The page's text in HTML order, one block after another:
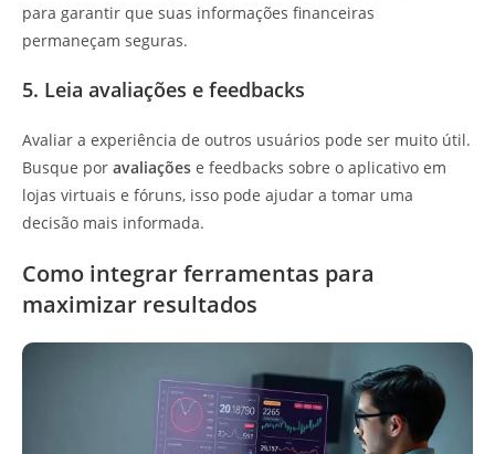
para garantir que suas informações financeiras
permaneçam seguras.
5. Leia avaliações e feedbacks
Avaliar a experiência de outros usuários pode ser muito útil.
Busque por avaliações e feedbacks sobre o aplicativo em
lojas virtuais e fóruns, isso pode ajudar a tomar uma
decisão mais informada.
Como integrar ferramentas para
maximizar resultados